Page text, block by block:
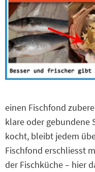
einen Fischfond
klare oder gebundene
kocht, bleibt jedem
Fischfond erschliesst
der Fischküche – hier